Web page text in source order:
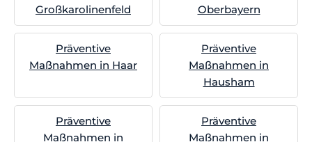
Großkarolinenfeld
Oberbayern
Präventive
Maßnahmen in Haar
Präventive
Maßnahmen in
Hausham
Präventive
Maßnahmen in
Präventive
Maßnahmen in